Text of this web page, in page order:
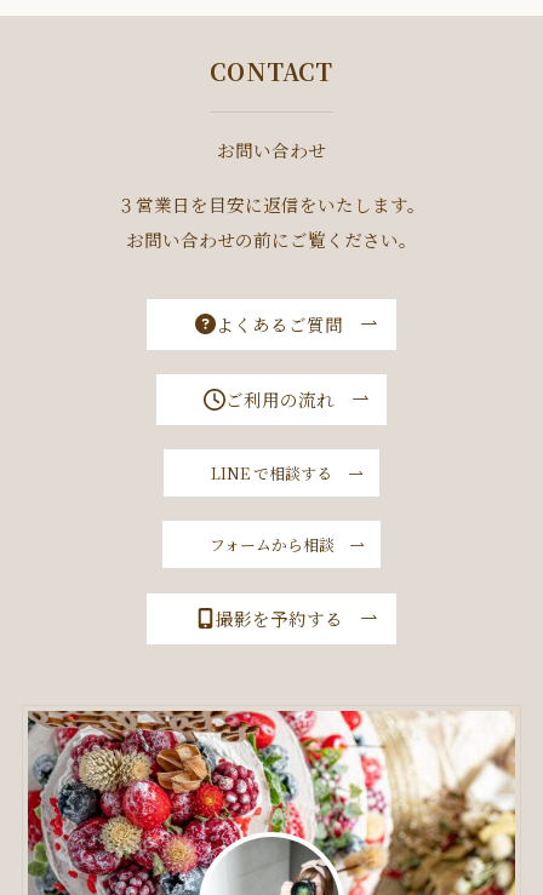
CONTACT
お問い合わせ
３営業日を目安に返信をいたします。
お問い合わせの前にご覧ください。
よくあるご質問
ご利用の流れ
LINE で相談する
フォームから相談
撮影を予約する